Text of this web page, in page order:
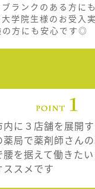
ブランクのある方に
大学院生様のお受入
の方にも安心です◎
内に３店舗を展開
局で薬剤師さんの
腰を据えて働きた
ススメです